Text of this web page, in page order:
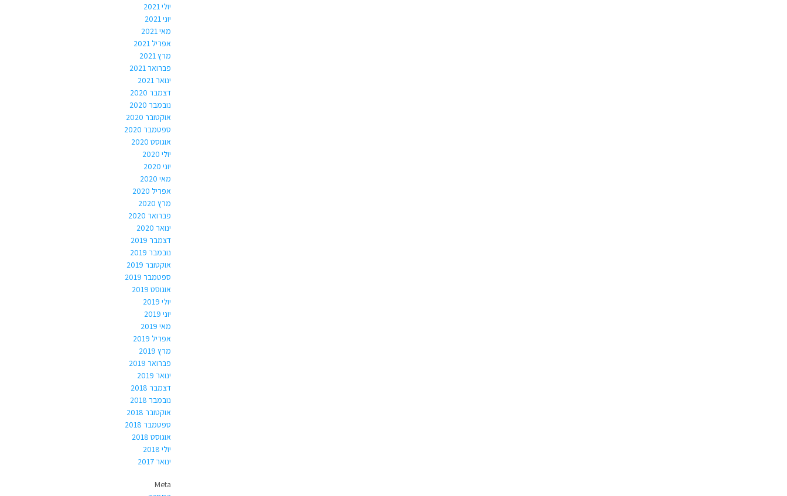
יולי 2021
יוני 2021
מאי 2021
אפריל 2021
מרץ 2021
פברואר 2021
ינואר 2021
דצמבר 2020
נובמבר 2020
אוקטובר 2020
ספטמבר 2020
אוגוסט 2020
יולי 2020
יוני 2020
מאי 2020
אפריל 2020
מרץ 2020
פברואר 2020
ינואר 2020
דצמבר 2019
נובמבר 2019
אוקטובר 2019
ספטמבר 2019
אוגוסט 2019
יולי 2019
יוני 2019
מאי 2019
אפריל 2019
מרץ 2019
פברואר 2019
ינואר 2019
דצמבר 2018
נובמבר 2018
אוקטובר 2018
ספטמבר 2018
אוגוסט 2018
יולי 2018
ינואר 2017
Meta